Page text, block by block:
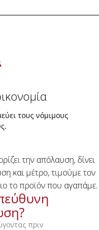
τους νόμιμους
την απόλαυση, δίνει
και μέτρο, τιμούμε τον
το προϊόν που αγαπάμε.
πριν